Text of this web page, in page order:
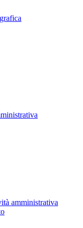
amministrativa